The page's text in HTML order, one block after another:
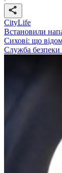
CityLife
Встановили
Сихові: що
Служба безпеки